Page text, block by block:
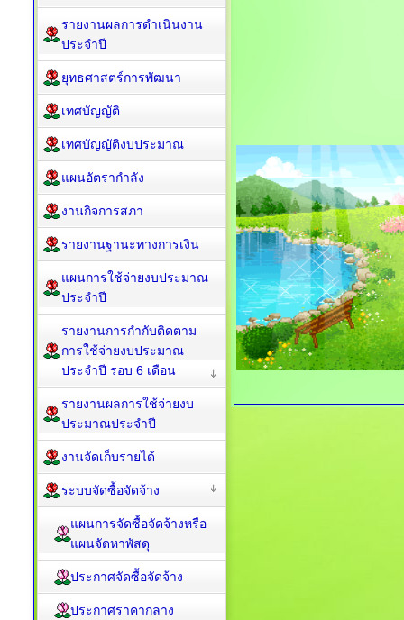
รายงานผลการดำเนินงาน
ประจำปี
ยุทธศาสตร์การพัฒนา
เทศบัญญัติ
เทศบัญญัติงบประมาณ
แผนอัตรากำลัง
งานกิจการสภา
รายงานฐานะทางการเงิน
แผนการใช้จ่ายงบประมาณ
ประจำปี
รายงานการกำกับติดตาม
การใช้จ่ายงบประมาณ
ประจำปี รอบ 6 เดือน
รายงานผลการใช้จ่ายงบ
ประมาณประจำปี
งานจัดเก็บรายได้
ระบบจัดซื้อจัดจ้าง
แผนการจัดซื้อจัดจ้างหรือ
แผนจัดหาพัสดุ
ประกาศจัดซื้อจัดจ้าง
ประกาศราคากลาง